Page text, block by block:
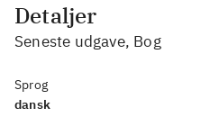
Detaljer
Seneste udgave, Bog
Sprog
dansk